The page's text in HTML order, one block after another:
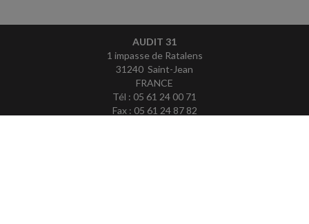
AUDIT 31
1 impasse de Ratalens
31240 Saint-Jean
FRANCE
Tél : 05 61 24 00 71
Fax : 05 61 24 87 82